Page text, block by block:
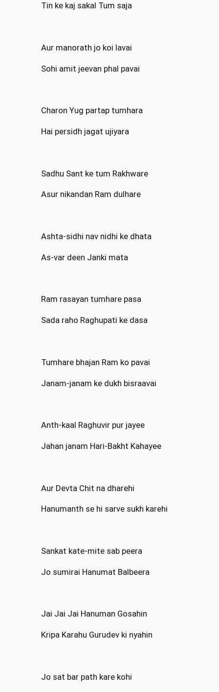
Tin ke kaj sakal Tum saja
Aur manorath jo koi lavai
Sohi amit jeevan phal pavai
Charon Yug partap tumhara
Hai persidh jagat ujiyara
Sadhu Sant ke tum Rakhware
Asur nikandan Ram dulhare
Ashta-sidhi nav nidhi ke dhata
As-var deen Janki mata
Ram rasayan tumhare pasa
Sada raho Raghupati ke dasa
Tumhare bhajan Ram ko pavai
Janam-janam ke dukh bisraavai
Anth-kaal Raghuvir pur jayee
Jahan janam Hari-Bakht Kahayee
Aur Devta Chit na dharehi
Hanumanth se hi sarve sukh karehi
Sankat kate-mite sab peera
Jo sumirai Hanumat Balbeera
Jai Jai Jai Hanuman Gosahin
Kripa Karahu Gurudev ki nyahin
Jo sat bar path kare kohi